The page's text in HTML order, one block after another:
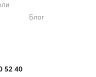
Блог
52 40